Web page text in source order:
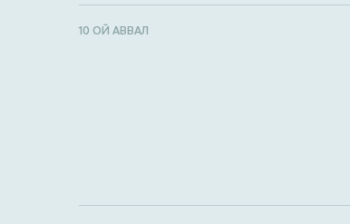
10 ОЙ АВВАЛ